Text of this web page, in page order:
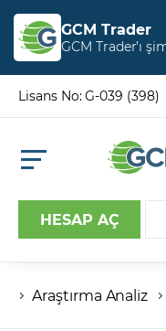
GCM Trader
GCM Trader’ı
Lisans No: G-039 (398)
HESAP AÇ
Hesap numaranız
Araştırma Analiz